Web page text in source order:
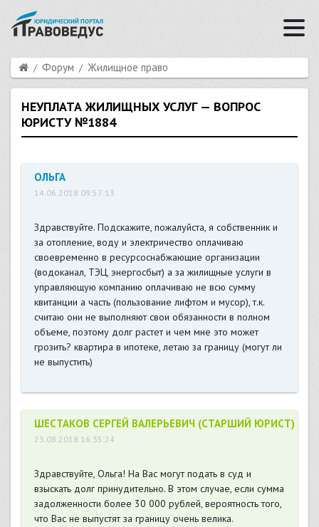
Форум Жилищное право
НЕУПЛАТА ЖИЛИЩНЫХ УСЛУГ — ВОПРОС
ЮРИСТУ №1884
ОЛЬГА
14.06.2018 09:57:13
Здравствуйте. Подскажите, пожалуйста, я собственник и
за отопление, воду и электричество оплачиваю
своевременно в ресурсоснабжающие организации
(водоканал, ТЭЦ, энергосбыт) а за жилищные услуги в
управляющую компанию оплачиваю не всю сумму
квитанции а часть (пользование лифтом и мусор), т.к.
считаю они не выполняют свои обязанности в полном
объеме, поэтому долг растет и чем мне это может
грозить? квартира в ипотеке, летаю за границу (могут ли
не выпустить)
ШЕСТАКОВ СЕРГЕЙ ВАЛЕРЬЕВИЧ (СТАРШИЙ ЮРИСТ)
23.08.2018 16:35:24
Здравствуйте, Ольга! На Вас могут подать в суд и
взыскать долг принудительно. В этом случае, если сумма
задолженности более 30 000 рублей, вероятность того,
что Вас не выпустят за границу очень велика.